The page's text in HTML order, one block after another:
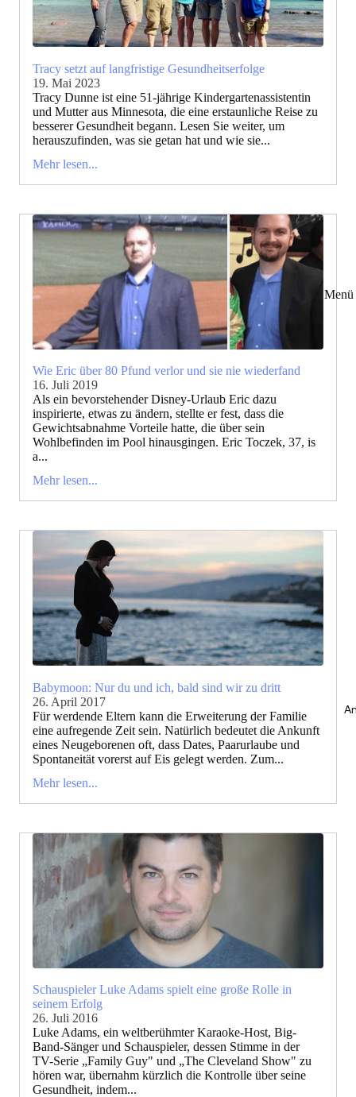
Menü
Tracy setzt auf langfristige Gesundheitserfolge
19. Mai 2023
Tracy Dunne ist eine 51-jährige Kindergartenassistentin
und Mutter aus Minnesota, die eine erstaunliche Reise zu
besserer Gesundheit begann. Lesen Sie weiter, um
herauszufinden, was sie getan hat und wie sie...
Mehr lesen...
Wie Eric über 80 Pfund verlor und sie nie wiederfand
16. Juli 2019
Als ein bevorstehender Disney-Urlaub Eric dazu
inspirierte, etwas zu ändern, stellte er fest, dass die
Gewichtsabnahme Vorteile hatte, die über sein
Wohlbefinden im Pool hinausgingen. Eric Toczek, 37, is
a...
Mehr lesen...
Babymoon: Nur du und ich, bald sind wir zu dritt
26. April 2017
Für werdende Eltern kann die Erweiterung der Familie
eine aufregende Zeit sein. Natürlich bedeutet die Ankunft
eines Neugeborenen oft, dass Dates, Paarurlaube und
Spontaneität vorerst auf Eis gelegt werden. Zum...
Mehr lesen...
Schauspieler Luke Adams spielt eine große Rolle in
seinem Erfolg
26. Juli 2016
Luke Adams, ein weltberühmter Karaoke-Host, Big-
Band-Sänger und Schauspieler, dessen Stimme in der
TV-Serie „Family Guy" und „The Cleveland Show" zu
hören war, übernahm kürzlich die Kontrolle über seine
Gesundheit, indem...